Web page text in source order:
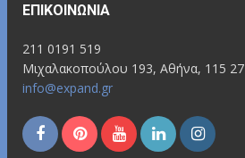
ΕΠΙΚΟΙΝΩΝΊΑ
211 0191 519
Μιχαλακοπούλου 193, Αθήνα, 115 27
info@expand.gr